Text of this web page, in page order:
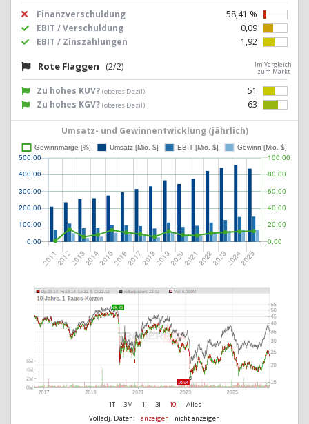
Finanzverschuldung
58,41 %
EBIT / Verschuldung
0,09
EBIT / Zinszahlungen
1,92
Rote Flaggen (2/2)
Im Vergleich
zum Markt
Zu hohes KUV? (oberes Dezil)
51
Zu hohes KGV? (oberes Dezil) 63
Umsatz- und Gewinnentwicklung (jährlich)
1T 3M 1J 3J 10J
Alles
Volladj. Daten:
anzeigen nicht anzeigen